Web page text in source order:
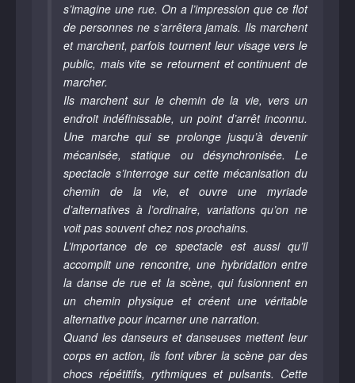
s’imagine une rue. On a l’impression que ce flot
de personnes ne s’arrêtera jamais. Ils marchent
et marchent, parfois tournent leur visage vers le
public, mais vite se retournent et continuent de
marcher.
Ils marchent sur le chemin de la vie, vers un
endroit indéfinissable, un point d’arrêt inconnu.
Une marche qui se prolonge jusqu’à devenir
mécanisée, statique ou désynchronisée. Le
spectacle s’interroge sur cette mécanisation du
chemin de la vie, et ouvre une myriade
d’alternatives à l’ordinaire, variations qu’on ne
voit pas souvent chez nos prochains.
L’importance de ce spectacle est aussi qu’il
accomplit une rencontre, une hybridation entre
la danse de rue et la scène, qui fusionnent en
un chemin physique et créent une véritable
alternative pour incarner une narration.
Quand les danseurs et danseuses mettent leur
corps en action, ils font vibrer la scène par des
chocs répétitifs, rythmiques et pulsants. Cette